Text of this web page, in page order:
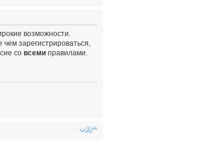
возможности.
зарегистрироваться,
со всеми правилами.